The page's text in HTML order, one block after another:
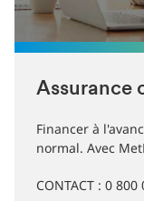
Assurance
Financer à
normal. Avec
CONTACT : 0